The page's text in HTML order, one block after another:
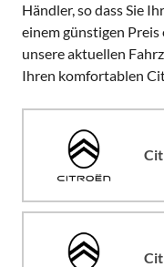
Händler, so dass Sie
einem günstigen Preis
unsere aktuellen
Ihren komfortablen